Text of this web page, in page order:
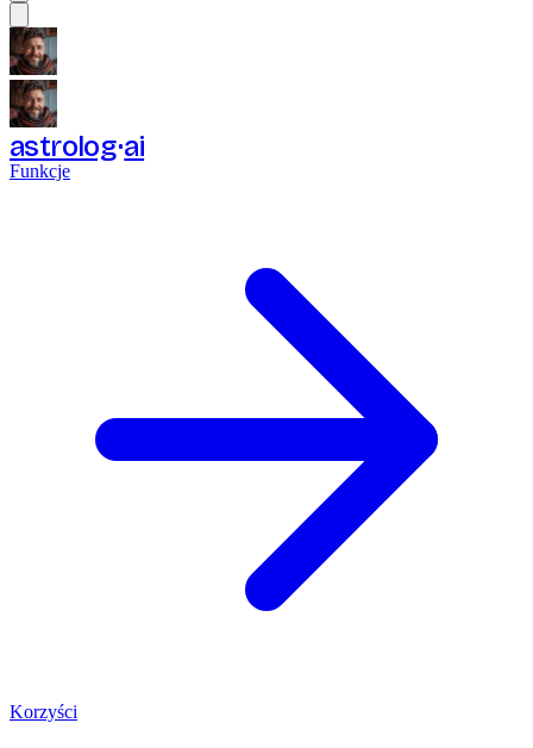
astrolog ai
Funkcje
Korzyści